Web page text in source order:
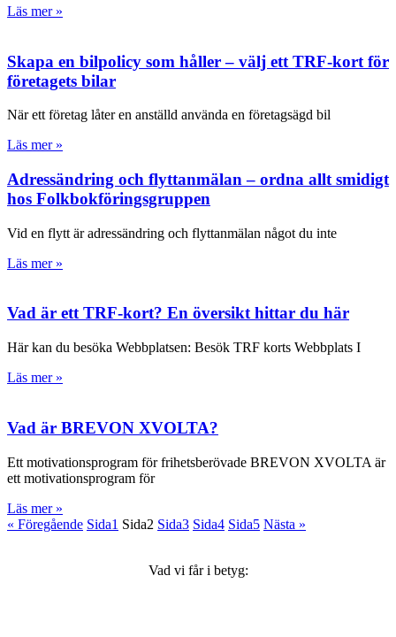
Läs mer »
Skapa en bilpolicy som håller – välj ett TRF-kort för
företagets bilar
När ett företag låter en anställd använda en företagsägd bil
Läs mer »
Adressändring och flyttanmälan – ordna allt smidigt
hos Folkbokföringsgruppen
Vid en flytt är adressändring och flyttanmälan något du inte
Läs mer »
Vad är ett TRF-kort? En översikt hittar du här
Här kan du besöka Webbplatsen: Besök TRF korts Webbplats I
Läs mer »
Vad är BREVON XVOLTA?
Ett motivationsprogram för frihetsberövade BREVON XVOLTA är
ett motivationsprogram för
Läs mer »
« Föregående Sida1 Sida2 Sida3 Sida4 Sida5 Nästa »
Vad vi får i betyg: